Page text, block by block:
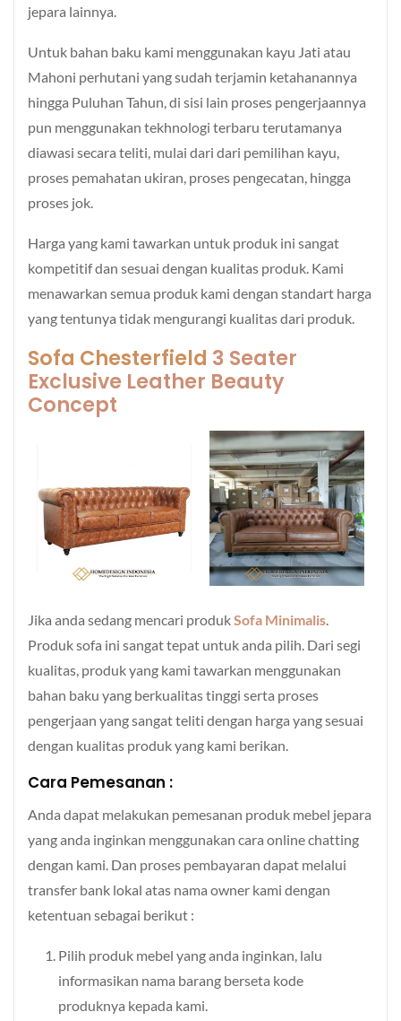
jepara lainnya.
Untuk bahan baku kami menggunakan kayu Jati atau
Mahoni perhutani yang sudah terjamin ketahanannya
hingga Puluhan Tahun, di sisi lain proses pengerjaannya
pun menggunakan tekhnologi terbaru terutamanya
diawasi secara teliti, mulai dari dari pemilihan kayu,
proses pemahatan ukiran, proses pengecatan, hingga
proses jok.
Harga yang kami tawarkan untuk produk ini sangat
kompetitif dan sesuai dengan kualitas produk. Kami
menawarkan semua produk kami dengan standart harga
yang tentunya tidak mengurangi kualitas dari produk.
Sofa Chesterfield 3 Seater
Exclusive Leather Beauty
Concept
Jika anda sedang mencari produkSofa Minimalis.
Produk sofa ini sangat tepat untuk anda pilih. Dari segi
kualitas, produk yang kami tawarkan menggunakan
bahan baku yang berkualitas tinggi serta proses
pengerjaan yang sangat teliti dengan harga yang sesuai
dengan kualitas produk yang kami berikan.
Cara Pemesanan :
Anda dapat melakukan pemesanan produk mebel jepara
yang anda inginkan menggunakan cara online chatting
dengan kami. Dan proses pembayaran dapat melalui
transfer bank lokal atas nama owner kami dengan
ketentuan sebagai berikut :
Pilih produk mebel yang anda inginkan, lalu
informasikan nama barang berseta kode
produknya kepada kami.